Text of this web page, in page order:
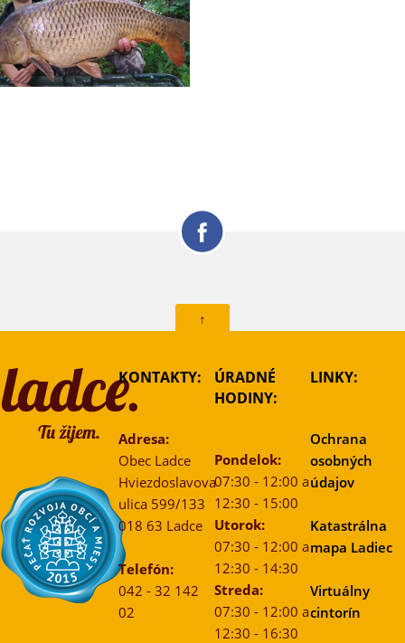
↑
KONTAKTY:
Adresa:
Obec Ladce
Hviezdoslavova
ulica 599/133
018 63 Ladce
Telefón:
042 - 32 142
02
ÚRADNÉ
HODINY:
Pondelok:
07:30 - 12:00 a
12:30 - 15:00
Utorok:
07:30 - 12:00 a
12:30 - 14:30
Streda:
07:30 - 12:00 a
12:30 - 16:30
LINKY:
Ochrana
osobných
údajov
Katastrálna
mapa Ladiec
Virtuálny
cintorín